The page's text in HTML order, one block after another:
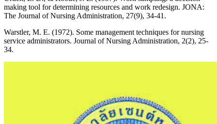
making tool for determining resources and work redesign. JONA:
The Journal of Nursing Administration, 27(9), 34-41.
Warstler, M. E. (1972). Some management techniques for nursing
service administrators. Journal of Nursing Administration, 2(2), 25-
34.